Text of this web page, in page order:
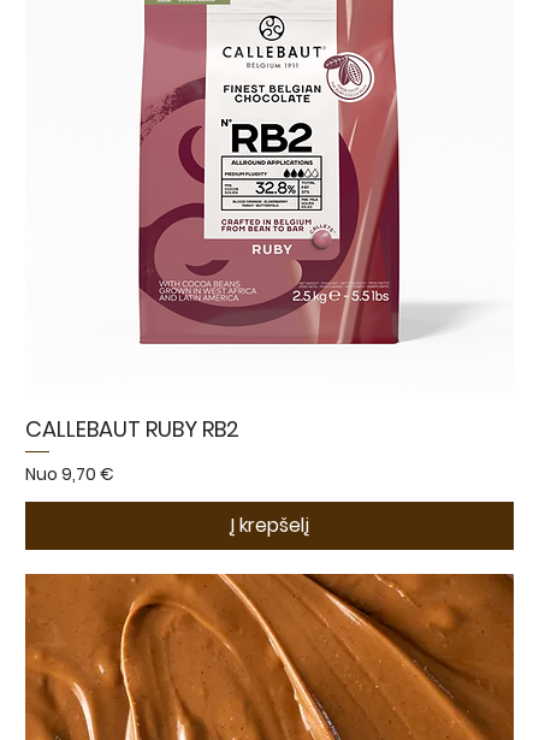
CALLEBAUT RUBY RB2
Nuo 9,70 €
Pardavimo kaina
Į krepšelį